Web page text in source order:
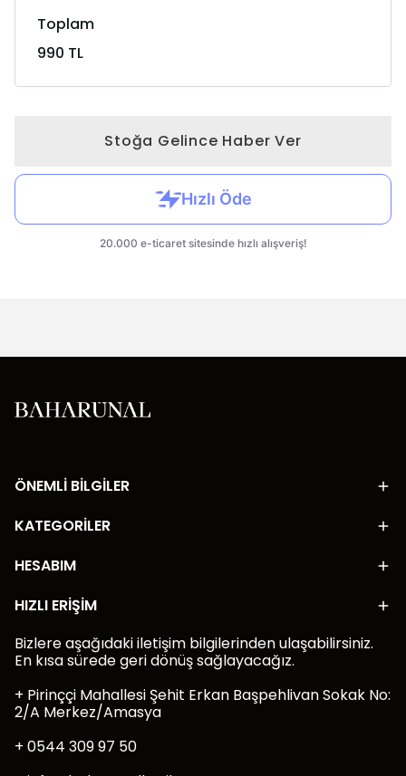
Toplam
990 TL
Stoğa Gelince Haber Ver
ÖNEMLİ BİLGİLER
KATEGORİLER
HESABIM
HIZLI ERİŞİM
Bizlere aşağıdaki iletişim bilgilerinden ulaşabilirsiniz.
En kısa sürede geri dönüş sağlayacağız.
+ Pirinççi Mahallesi Şehit Erkan Başpehlivan Sokak No:
2/A Merkez/Amasya
+ 0544 309 97 50